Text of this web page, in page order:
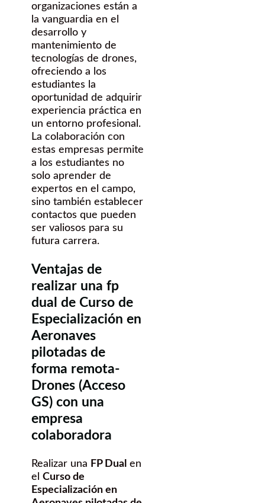
organizaciones están a
la vanguardia en el
desarrollo y
mantenimiento de
tecnologías de drones,
ofreciendo a los
estudiantes la
oportunidad de adquirir
experiencia práctica en
un entorno profesional.
La colaboración con
estas empresas permite
a los estudiantes no
solo aprender de
expertos en el campo,
sino también establecer
contactos que pueden
ser valiosos para su
futura carrera.
Ventajas de
realizar una fp
dual de Curso de
Especialización en
Aeronaves
pilotadas de
forma remota-
Drones (Acceso
GS) con una
empresa
colaboradora
Realizar una FP Dual en
el Curso de
Especialización en